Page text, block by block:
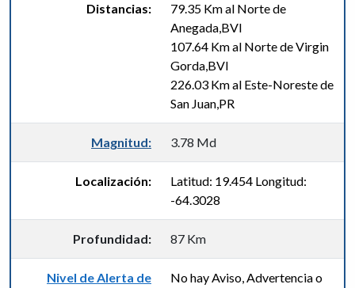
Distancias:
79.35 Km al Norte de
Anegada,BVI
107.64 Km al Norte de Virgin
Gorda,BVI
226.03 Km al Este-Noreste de
San Juan,PR
Magnitud: 3.78 Md
Localización:
Latitud: 19.454 Longitud:
-64.3028
Profundidad: 87 Km
Nivel de Alerta de
No hay Aviso, Advertencia o